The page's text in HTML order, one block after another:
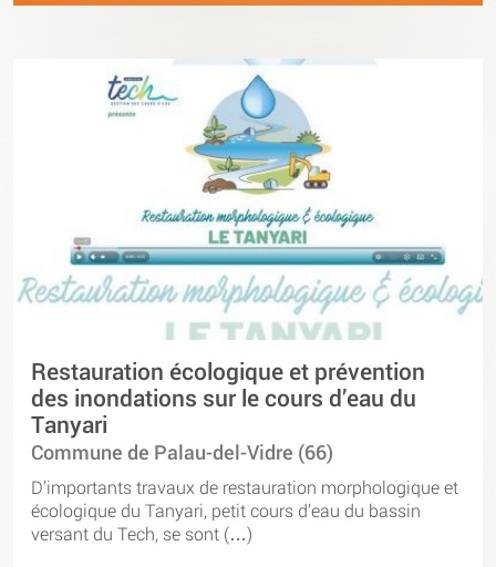
Restauration écologique et prévention
des inondations sur le cours d’eau du
Tanyari
Commune de Palau-del-Vidre (66)
D’importants travaux de restauration morphologique et
écologique du Tanyari, petit cours d’eau du bassin
versant du Tech, se sont (…)